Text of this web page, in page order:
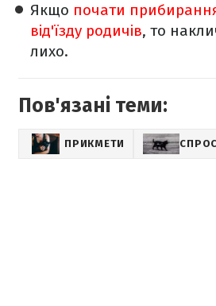
Якщо почати
від'їзду родичів, то
лихо.
Пов'язані теми:
ПРИКМЕТИ